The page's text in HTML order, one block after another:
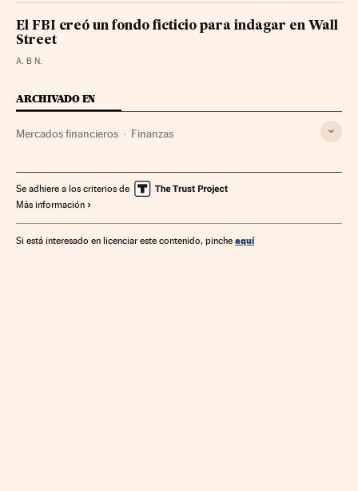
El FBI creó un fondo ficticio para indagar en Wall
Street
A. B N.
ARCHIVADO EN
Mercados financieros Finanzas
Se adhiere a los criterios de
Más información
Si está interesado en licenciar este contenido, pinche aquí